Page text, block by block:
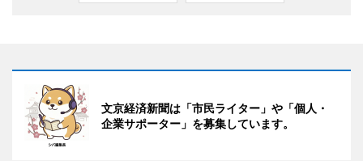
文京経済新聞は「市民ライター」や「個人・
企業サポーター」を募集しています。